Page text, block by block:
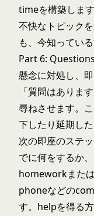
timeを構築します
不快なトピック
も、今知ってい
Part 6:
懸念に対処し、
「質問はありま
尋ねさせます。
下したり延期し
次の即座のステ
でに何をするか
homeworkまた
phoneなどの
す。helpを得る